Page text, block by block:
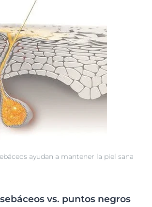
ayudan a mantener la piel sana
vs. puntos negros